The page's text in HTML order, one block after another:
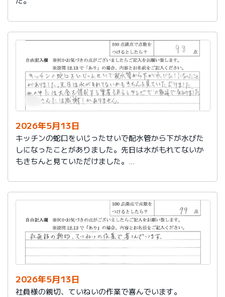
2026年5月13日
キッチンの蛇口をいじったせいで配水管から下が水びた
しになったことがありました。先日は水がもれてないか
もきちんと見ていただけました。
で知りました。
社員さんには感謝しかありません。
2026年5月13日
社員様の親切、ていねいの作業で喜んでいます。